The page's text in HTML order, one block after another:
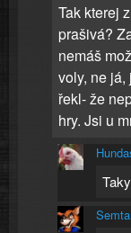
Tak kterej
prašivá?
nemáš
voly, ne
řekl- že
hry. Jsi u